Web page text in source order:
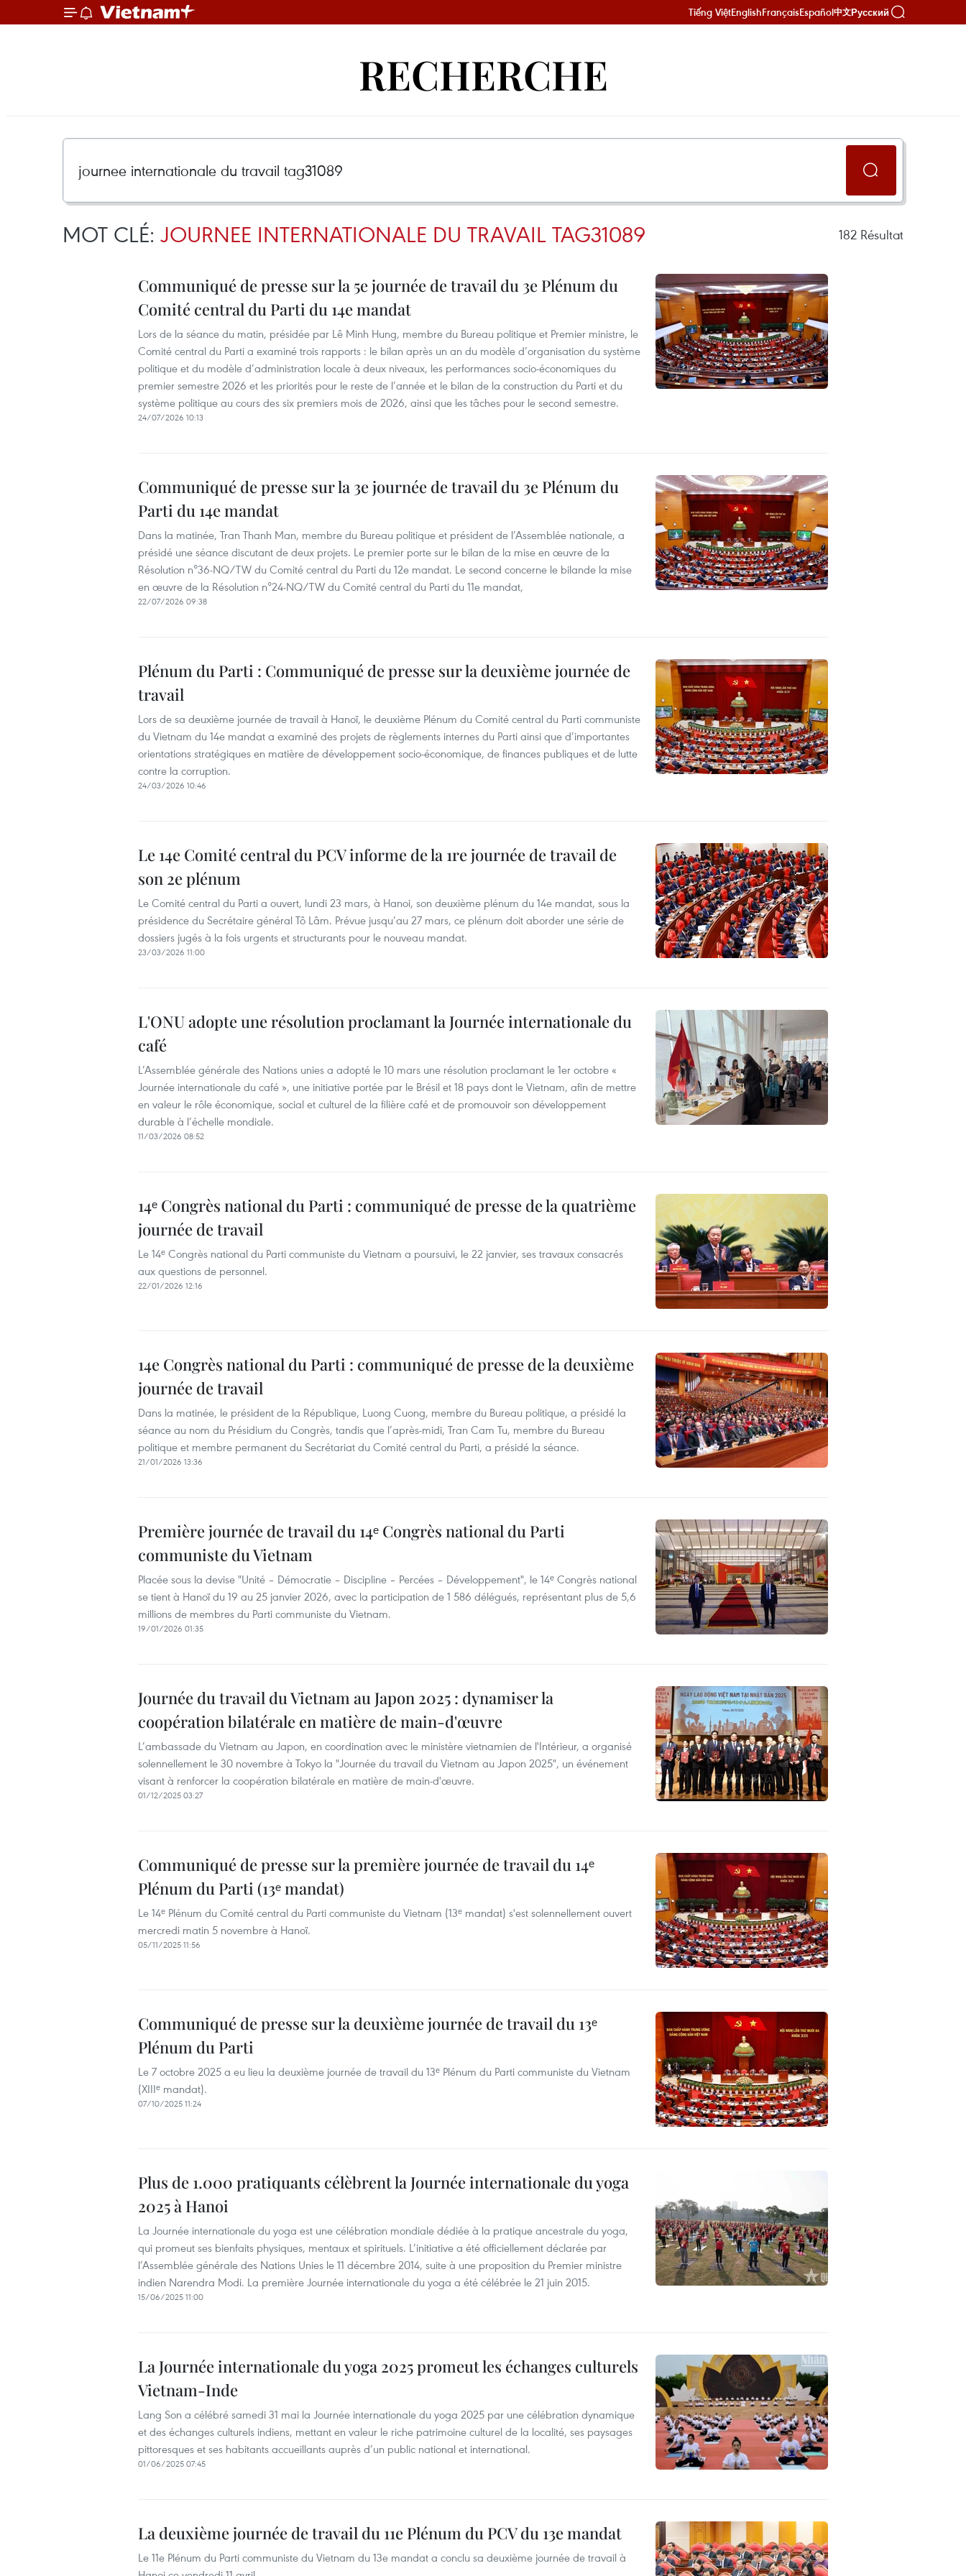
Tiếng ViệtEnglishFrançaisEspañol中文Русский
RECHERCHE
MOT CLÉ: JOURNEE INTERNATIONALE DU TRAVAIL TAG31089 182 Résultat
Communiqué de presse sur la 5e journée de travail du 3e Plénum du
Comité central du Parti du 14e mandat
Lors de la séance du matin, présidée par Lê Minh Hung, membre du Bureau politique et Premier ministre, le
Comité central du Parti a examiné trois rapports : le bilan après un an du modèle d’organisation du système
politique et du modèle d’administration locale à deux niveaux, les performances socio-économiques du
premier semestre 2026 et les priorités pour le reste de l’année et le bilan de la construction du Parti et du
système politique au cours des six premiers mois de 2026, ainsi que les tâches pour le second semestre.
24/07/2026 10:13
Communiqué de presse sur la 3e journée de travail du 3e Plénum du
Parti du 14e mandat
Dans la matinée, Tran Thanh Man, membre du Bureau politique et président de l’Assemblée nationale, a
présidé une séance discutant de deux projets. Le premier porte sur le bilan de la mise en œuvre de la
Résolution n°36-NQ/TW du Comité central du Parti du 12e mandat. Le second concerne le bilande la mise
en œuvre de la Résolution n°24-NQ/TW du Comité central du Parti du 11e mandat,
22/07/2026 09:38
Plénum du Parti : Communiqué de presse sur la deuxième journée de
travail
Lors de sa deuxième journée de travail à Hanoï, le deuxième Plénum du Comité central du Parti communiste
du Vietnam du 14e mandat a examiné des projets de règlements internes du Parti ainsi que d’importantes
orientations stratégiques en matière de développement socio-économique, de finances publiques et de lutte
contre la corruption.
24/03/2026 10:46
Le 14e Comité central du PCV informe de la 1re journée de travail de
son 2e plénum
Le Comité central du Parti a ouvert, lundi 23 mars, à Hanoi, son deuxième plénum du 14e mandat, sous la
présidence du Secrétaire général Tô Lâm. Prévue jusqu’au 27 mars, ce plénum doit aborder une série de
dossiers jugés à la fois urgents et structurants pour le nouveau mandat.
23/03/2026 11:00
L'ONU adopte une résolution proclamant la Journée internationale du
café
L’Assemblée générale des Nations unies a adopté le 10 mars une résolution proclamant le 1er octobre «
Journée internationale du café », une initiative portée par le Brésil et 18 pays dont le Vietnam, afin de mettre
en valeur le rôle économique, social et culturel de la filière café et de promouvoir son développement
durable à l’échelle mondiale.
11/03/2026 08:52
14ᵉ Congrès national du Parti : communiqué de presse de la quatrième
journée de travail
Le 14ᵉ Congrès national du Parti communiste du Vietnam a poursuivi, le 22 janvier, ses travaux consacrés
aux questions de personnel.
22/01/2026 12:16
14e Congrès national du Parti : communiqué de presse de la deuxième
journée de travail
Dans la matinée, le président de la République, Luong Cuong, membre du Bureau politique, a présidé la
séance au nom du Présidium du Congrès, tandis que l’après-midi, Tran Cam Tu, membre du Bureau
politique et membre permanent du Secrétariat du Comité central du Parti, a présidé la séance.
21/01/2026 13:36
Première journée de travail du 14ᵉ Congrès national du Parti
communiste du Vietnam
Placée sous la devise "Unité – Démocratie – Discipline – Percées – Développement", le 14ᵉ Congrès national
se tient à Hanoï du 19 au 25 janvier 2026, avec la participation de 1 586 délégués, représentant plus de 5,6
millions de membres du Parti communiste du Vietnam.
19/01/2026 01:35
Journée du travail du Vietnam au Japon 2025 : dynamiser la
coopération bilatérale en matière de main-d'œuvre
L’ambassade du Vietnam au Japon, en coordination avec le ministère vietnamien de l'Intérieur, a organisé
solennellement le 30 novembre à Tokyo la "Journée du travail du Vietnam au Japon 2025", un événement
visant à renforcer la coopération bilatérale en matière de main-d'œuvre.
01/12/2025 03:27
Communiqué de presse sur la première journée de travail du 14ᵉ
Plénum du Parti (13ᵉ mandat)
Le 14ᵉ Plénum du Comité central du Parti communiste du Vietnam (13ᵉ mandat) s'est solennellement ouvert
mercredi matin 5 novembre à Hanoï.
05/11/2025 11:56
Communiqué de presse sur la deuxième journée de travail du 13ᵉ
Plénum du Parti
Le 7 octobre 2025 a eu lieu la deuxième journée de travail du 13ᵉ Plénum du Parti communiste du Vietnam
(XIIIᵉ mandat).
07/10/2025 11:24
Plus de 1.000 pratiquants célèbrent la Journée internationale du yoga
2025 à Hanoi
La Journée internationale du yoga est une célébration mondiale dédiée à la pratique ancestrale du yoga,
qui promeut ses bienfaits physiques, mentaux et spirituels. L’initiative a été officiellement déclarée par
l’Assemblée générale des Nations Unies le 11 décembre 2014, suite à une proposition du Premier ministre
indien Narendra Modi. La première Journée internationale du yoga a été célébrée le 21 juin 2015.
15/06/2025 11:00
La Journée internationale du yoga 2025 promeut les échanges culturels
Vietnam-Inde
Lang Son a célébré samedi 31 mai la Journée internationale du yoga 2025 par une célébration dynamique
et des échanges culturels indiens, mettant en valeur le riche patrimoine culturel de la localité, ses paysages
pittoresques et ses habitants accueillants auprès d’un public national et international.
01/06/2025 07:45
La deuxième journée de travail du 11e Plénum du PCV du 13e mandat
Le 11e Plénum du Parti communiste du Vietnam du 13e mandat a conclu sa deuxième journée de travail à